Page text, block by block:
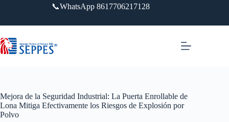
📞WhatsApp 8617706217128
Mejora de la Seguridad Industrial: La Puerta Enrollable de
Lona Mitiga Efectivamente los Riesgos de Explosión por
Polvo